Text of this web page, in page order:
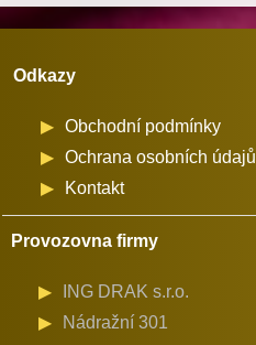
Odkazy
Obchodní podmínky
Ochrana osobních údajů
Kontakt
Provozovna firmy
ING DRAK s.r.o.
Nádražní 301